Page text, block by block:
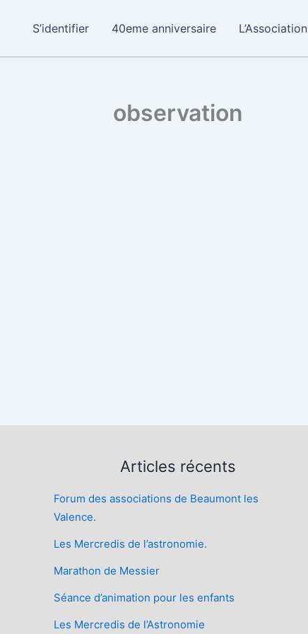
S’identifier 40eme anniversaire L’Association
observation
Articles récents
Forum des associations de Beaumont les
Valence.
Les Mercredis de l’astronomie.
Marathon de Messier
Séance d’animation pour les enfants
Les Mercredis de l’Astronomie